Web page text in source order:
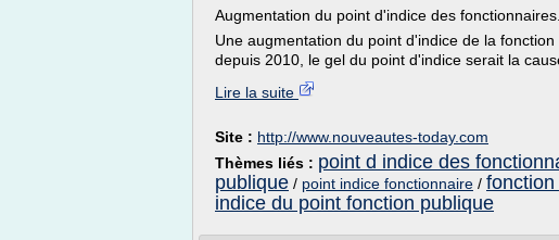
Augmentation du point d'indice des fonctionnaires.
Une augmentation du point d'indice de la
depuis 2010, le gel du point d'indice serait la
Lire la suite
Site : http://www.nouveautes-today.com
Thèmes liés : point d indice des
publique / point indice fonctionnaire /
indice du point fonction publique